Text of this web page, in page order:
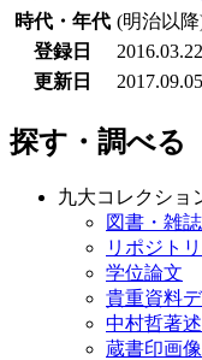
時代・年代 (明治以
登録日
2016.03.22
更新日
2017.09.05
探す・調べる
九大コレクショ
図書・雑
リポジトリ
学位論文
貴重資料
中村哲著
蔵書印画像